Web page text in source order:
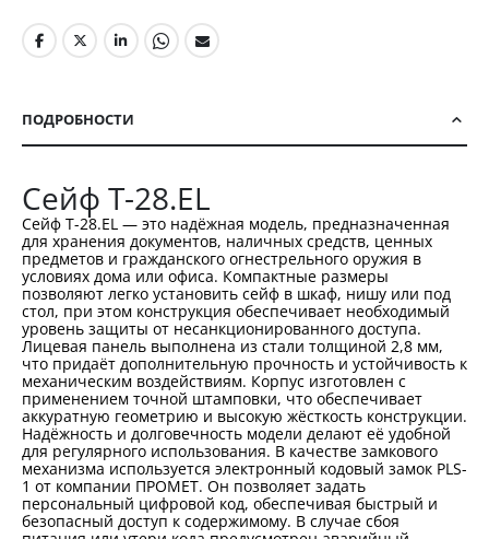
ПОДРОБНОСТИ
Сейф T-28.EL
Сейф T-28.EL — это надёжная модель, предназначенная
для хранения документов, наличных средств, ценных
предметов и гражданского огнестрельного оружия в
условиях дома или офиса. Компактные размеры
позволяют легко установить сейф в шкаф, нишу или под
стол, при этом конструкция обеспечивает необходимый
уровень защиты от несанкционированного доступа.
Лицевая панель выполнена из стали толщиной 2,8 мм,
что придаёт дополнительную прочность и устойчивость к
механическим воздействиям. Корпус изготовлен с
применением точной штамповки, что обеспечивает
аккуратную геометрию и высокую жёсткость конструкции.
Надёжность и долговечность модели делают её удобной
для регулярного использования. В качестве замкового
механизма используется электронный кодовый замок PLS-
1 от компании ПРОМЕТ. Он позволяет задать
персональный цифровой код, обеспечивая быстрый и
безопасный доступ к содержимому. В случае сбоя